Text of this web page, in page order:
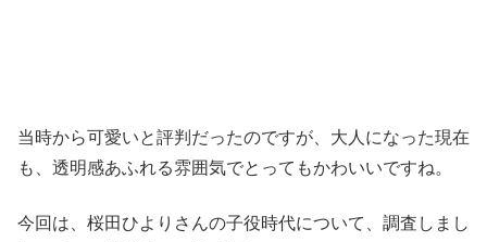
当時から可愛いと評判だったのですが、大人になった現在
も、透明感あふれる雰囲気でとってもかわいいですね。
今回は、桜田ひよりさんの子役時代について、調査しまし